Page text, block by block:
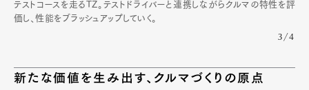
テストコースを走るTZ。テストドライバーと連携しながらクルマの特性を評
価し、性能をブラッシュアップしていく。
3/4
新たな価値を生み出す、クルマづくりの原点